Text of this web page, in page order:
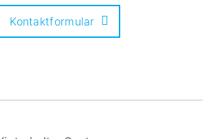
Kontaktformular